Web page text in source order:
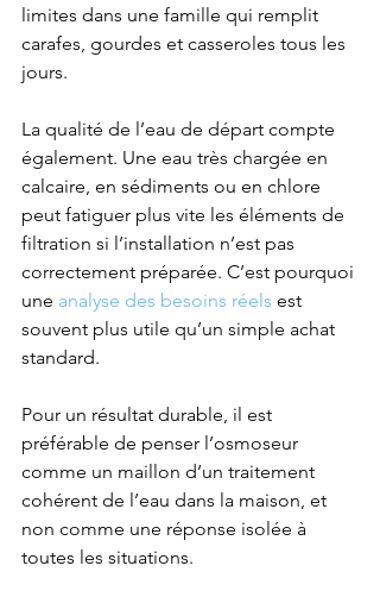
limites dans une famille qui remplit
carafes, gourdes et casseroles tous les
jours.
La qualité de l’eau de départ compte
également. Une eau très chargée en
calcaire, en sédiments ou en chlore
peut fatiguer plus vite les éléments de
filtration si l’installation n’est pas
correctement préparée. C’est pourquoi
une analyse des besoins réels est
souvent plus utile qu’un simple achat
standard.
Pour un résultat durable, il est
préférable de penser l’osmoseur
comme un maillon d’un traitement
cohérent de l’eau dans la maison, et
non comme une réponse isolée à
toutes les situations.